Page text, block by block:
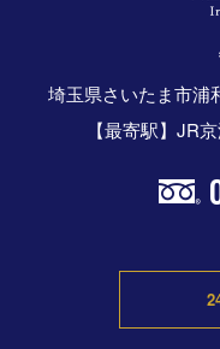
埼玉県さいたま市浦
【最寄駅】JR